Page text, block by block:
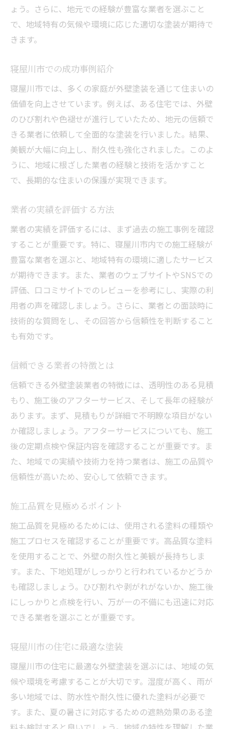
ょう。さらに、地元での経験が豊富な業者を選ぶこと
で、地域特有の気候や環境に応じた適切な塗装が期待で
きます。
寝屋川市での成功事例紹介
寝屋川市では、多くの家庭が外壁塗装を通じて住まいの
価値を向上させています。例えば、ある住宅では、外壁
のひび割れや色褪せが進行していたため、地元の信頼で
きる業者に依頼して全面的な塗装を行いました。結果、
美観が大幅に向上し、耐久性も強化されました。このよ
うに、地域に根ざした業者の経験と技術を活かすこと
で、長期的な住まいの保護が実現できます。
業者の実績を評価する方法
業者の実績を評価するには、まず過去の施工事例を確認
することが重要です。特に、寝屋川市内での施工経験が
豊富な業者を選ぶと、地域特有の環境に適したサービス
が期待できます。また、業者のウェブサイトやSNSでの
評価、口コミサイトでのレビューを参考にし、実際の利
用者の声を確認しましょう。さらに、業者との面談時に
技術的な質問をし、その回答から信頼性を判断すること
も有効です。
信頼できる業者の特徴とは
信頼できる外壁塗装業者の特徴には、透明性のある見積
もり、施工後のアフターサービス、そして長年の経験が
あります。まず、見積もりが詳細で不明瞭な項目がない
か確認しましょう。アフターサービスについても、施工
後の定期点検や保証内容を確認することが重要です。ま
た、地域での実績や技術力を持つ業者は、施工の品質や
信頼性が高いため、安心して依頼できます。
施工品質を見極めるポイント
施工品質を見極めるためには、使用される塗料の種類や
施工プロセスを確認することが重要です。高品質な塗料
を使用することで、外壁の耐久性と美観が長持ちしま
す。また、下地処理がしっかりと行われているかどうか
も確認しましょう。ひび割れや剥がれがないか、施工後
にしっかりと点検を行い、万が一の不備にも迅速に対応
できる業者を選ぶことが重要です。
寝屋川市の住宅に最適な塗装
寝屋川市の住宅に最適な外壁塗装を選ぶには、地域の気
候や環境を考慮することが大切です。湿度が高く、雨が
多い地域では、防水性や耐久性に優れた塗料が必要で
す。また、夏の暑さに対応するための遮熱効果のある塗